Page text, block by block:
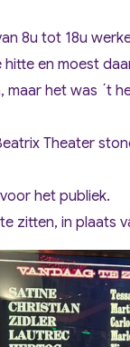
8u tot 18u
en moest
het was ´t
Theater
het publiek.
zitten, in plaats